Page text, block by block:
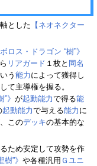
とした 【ネオネクター
ロス・ドラゴン “樹”》
リアガード １枚と 同名
う 能力 によって獲得し
て主導権を握る。
》 が起動能力で得る能
起動能力で与える能力 に
このデッキの基本的な
ため安定して攻勢を作
”》 や各種汎用 Ｇユニ